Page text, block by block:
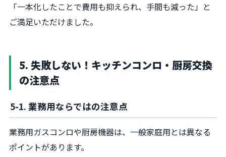
「一本化したことで費用も抑えられ、手間も減った」と
ご満足いただけました。
5. 失敗しない！キッチンコンロ・厨房交換
の注意点
5-1. 業務用ならではの注意点
業務用ガスコンロや厨房機器は、一般家庭用とは異なる
ポイントがあります。